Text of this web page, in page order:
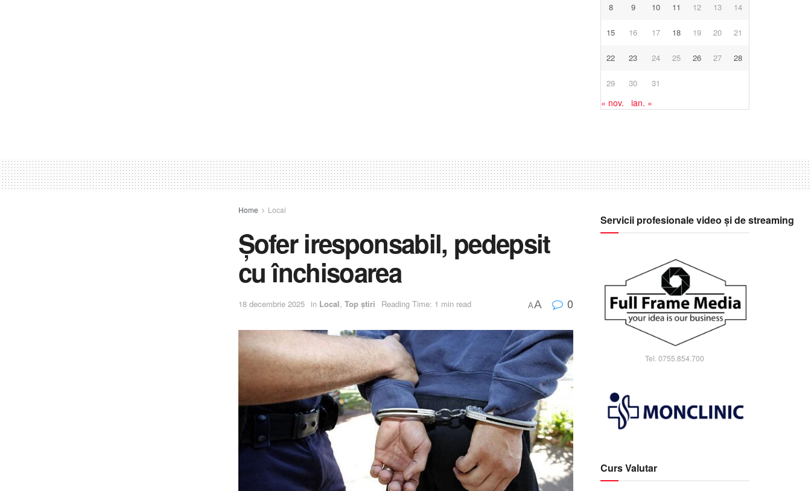
8 9 10 11 12 13 14
15 16 17 18 19 20 21
22 23 24 25 26 27 28
29 30 31
« nov. ian. »
Home Local
Șofer iresponsabil, pedepsit
cu închisoarea
18 decembrie 2025 in Local, Top știri Reading Time: 1 min read AA 0
Servicii profesionale video și de streaming
Tel. 0755.854.700
Curs Valutar